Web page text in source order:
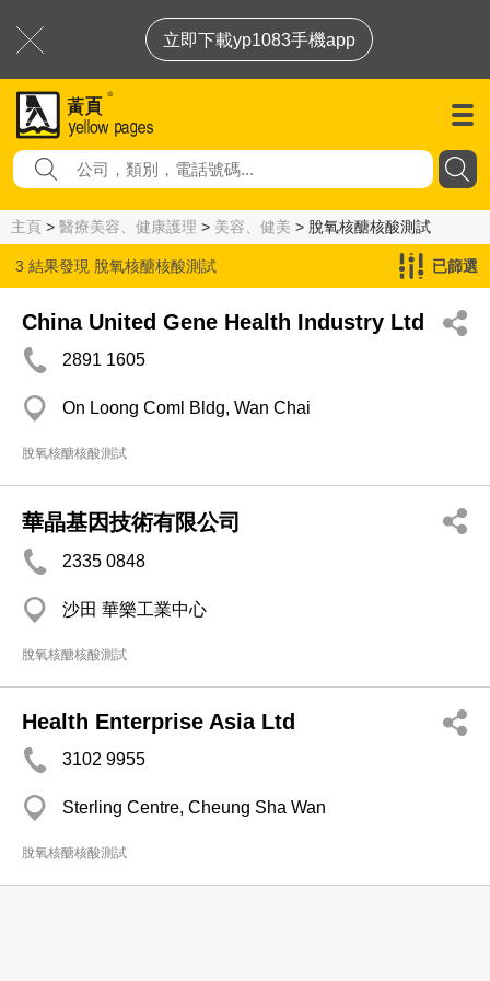
立即下載yp1083手機app
主頁 > 醫療美容、健康護理 > 美容、健美 > 脫氧核醣核酸測試
3 結果發現 脫氧核醣核酸測試 已篩選
China United Gene Health Industry Ltd
2891 1605
On Loong Coml Bldg, Wan Chai
脫氧核醣核酸測試
華晶基因技術有限公司
2335 0848
沙田 華樂工業中心
脫氧核醣核酸測試
Health Enterprise Asia Ltd
3102 9955
Sterling Centre, Cheung Sha Wan
脫氧核醣核酸測試